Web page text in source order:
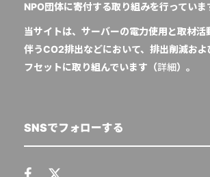
NPO団体に寄付する取り組みを行っていま
当サイトは、サーバーの電力使用と取材活
伴うCO2排出などにおいて、排出削減およ
フセットに取り組んでいます（詳細）。
SNSでフォローする